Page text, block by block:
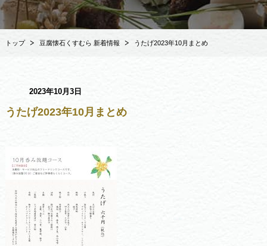
トップ 豆腐懐石くすむら 新着情報 うたげ2023年10月まとめ
2023年10月3日
うたげ2023年10月まとめ